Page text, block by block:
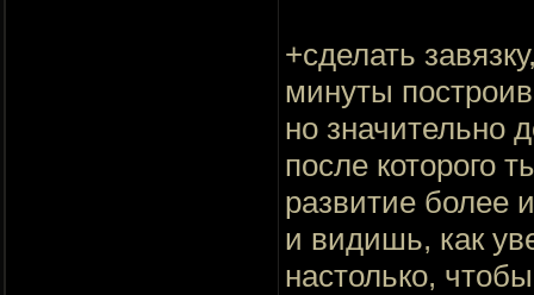
+сделать
минуты
но значительно
после которого
развитие более
и видишь, как
настолько,